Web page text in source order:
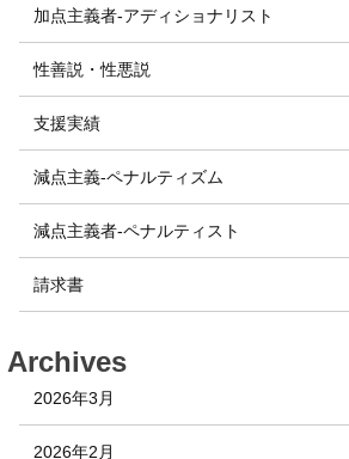
加点主義者-アディショナリスト
性善説・性悪説
支援実績
減点主義-ペナルティズム
減点主義者-ペナルティスト
請求書
Archives
2026年3月
2026年2月